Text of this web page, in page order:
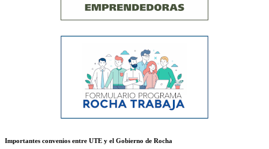
Importantes convenios entre UTE y el Gobierno de Rocha